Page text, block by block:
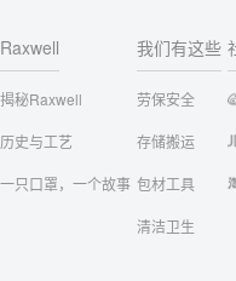
Raxwell
揭秘Raxwell
历史与工艺
一只口罩，一个故事
我们有这些
劳保安全
存储搬运
包材工具
清洁卫生